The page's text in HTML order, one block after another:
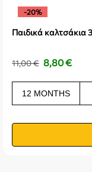
-20%
Παιδικά καλτσάκια
11,00€ 8,80€
12 MONTHS